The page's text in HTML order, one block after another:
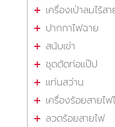
เครื่องเป่าลมไร้ส
ปากกาไฟฉาย
สนับเข่า
ชุดดัดท่อแป๊ป
แท่นสว่าน
เครื่องร้อยสายไฟ
ลวดร้อยสายไฟ